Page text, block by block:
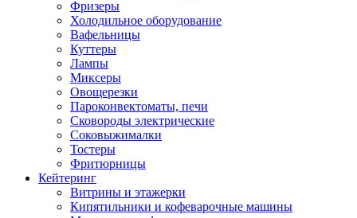
Фризеры
Холодильное оборудование
Вафельницы
Куттеры
Лампы
Миксеры
Овощерезки
Пароконвектоматы, печи
Сковороды электрические
Соковыжималки
Тостеры
Фритюрницы
Кейтеринг
Витрины и этажерки
Кипятильники и кофеварочные машины